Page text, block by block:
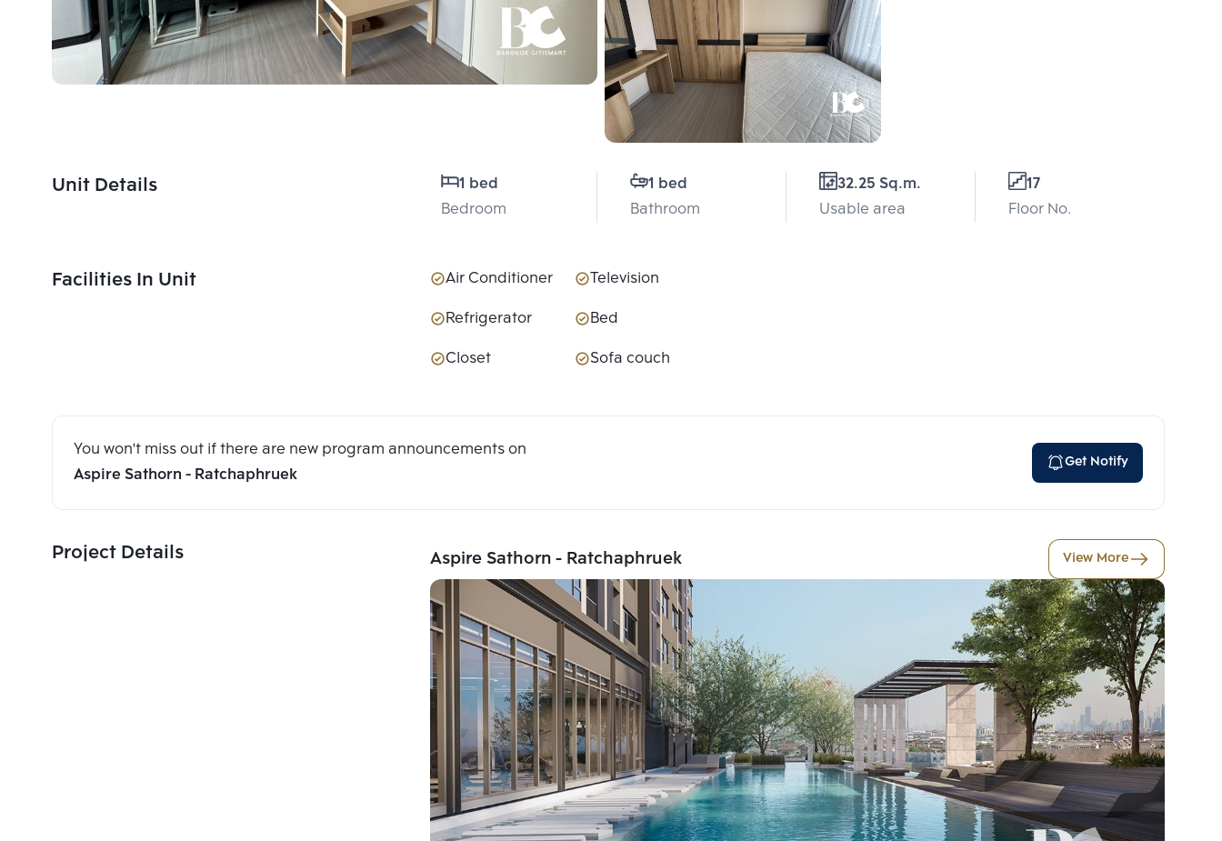
Unit Details
1 bed
Bedroom
1 bed
Bathroom
32.25 Sq.m.
Usable area
17
Floor No.
Facilities In Unit Air Conditioner
Television
Refrigerator
Bed
Closet
Sofa couch
You won't miss out if there are new program announcements on
Aspire Sathorn - Ratchaphruek
Get Notify
Project Details Aspire Sathorn - Ratchaphruek View More